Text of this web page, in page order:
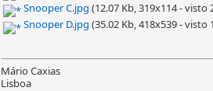
Snooper C.jpg (12.07 Kb, 319x114 - visto
Snooper D.jpg (35.02 Kb, 418x539 - visto
Mário Caxias
Lisboa